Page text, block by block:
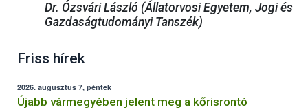
Dr. Ózsvári László (Állatorvosi Egyetem, Jogi és
Gazdaságtudományi Tanszék)
Friss hírek
2026. augusztus 7, péntek
Újabb vármegyében jelent meg a kőrisrontó